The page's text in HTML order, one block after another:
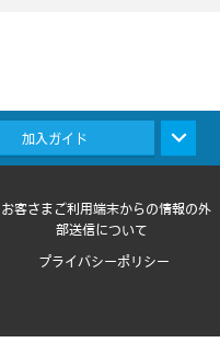
加入ガイド
お客さまご利用端末からの情報の外
部送信について
プライバシーポリシー